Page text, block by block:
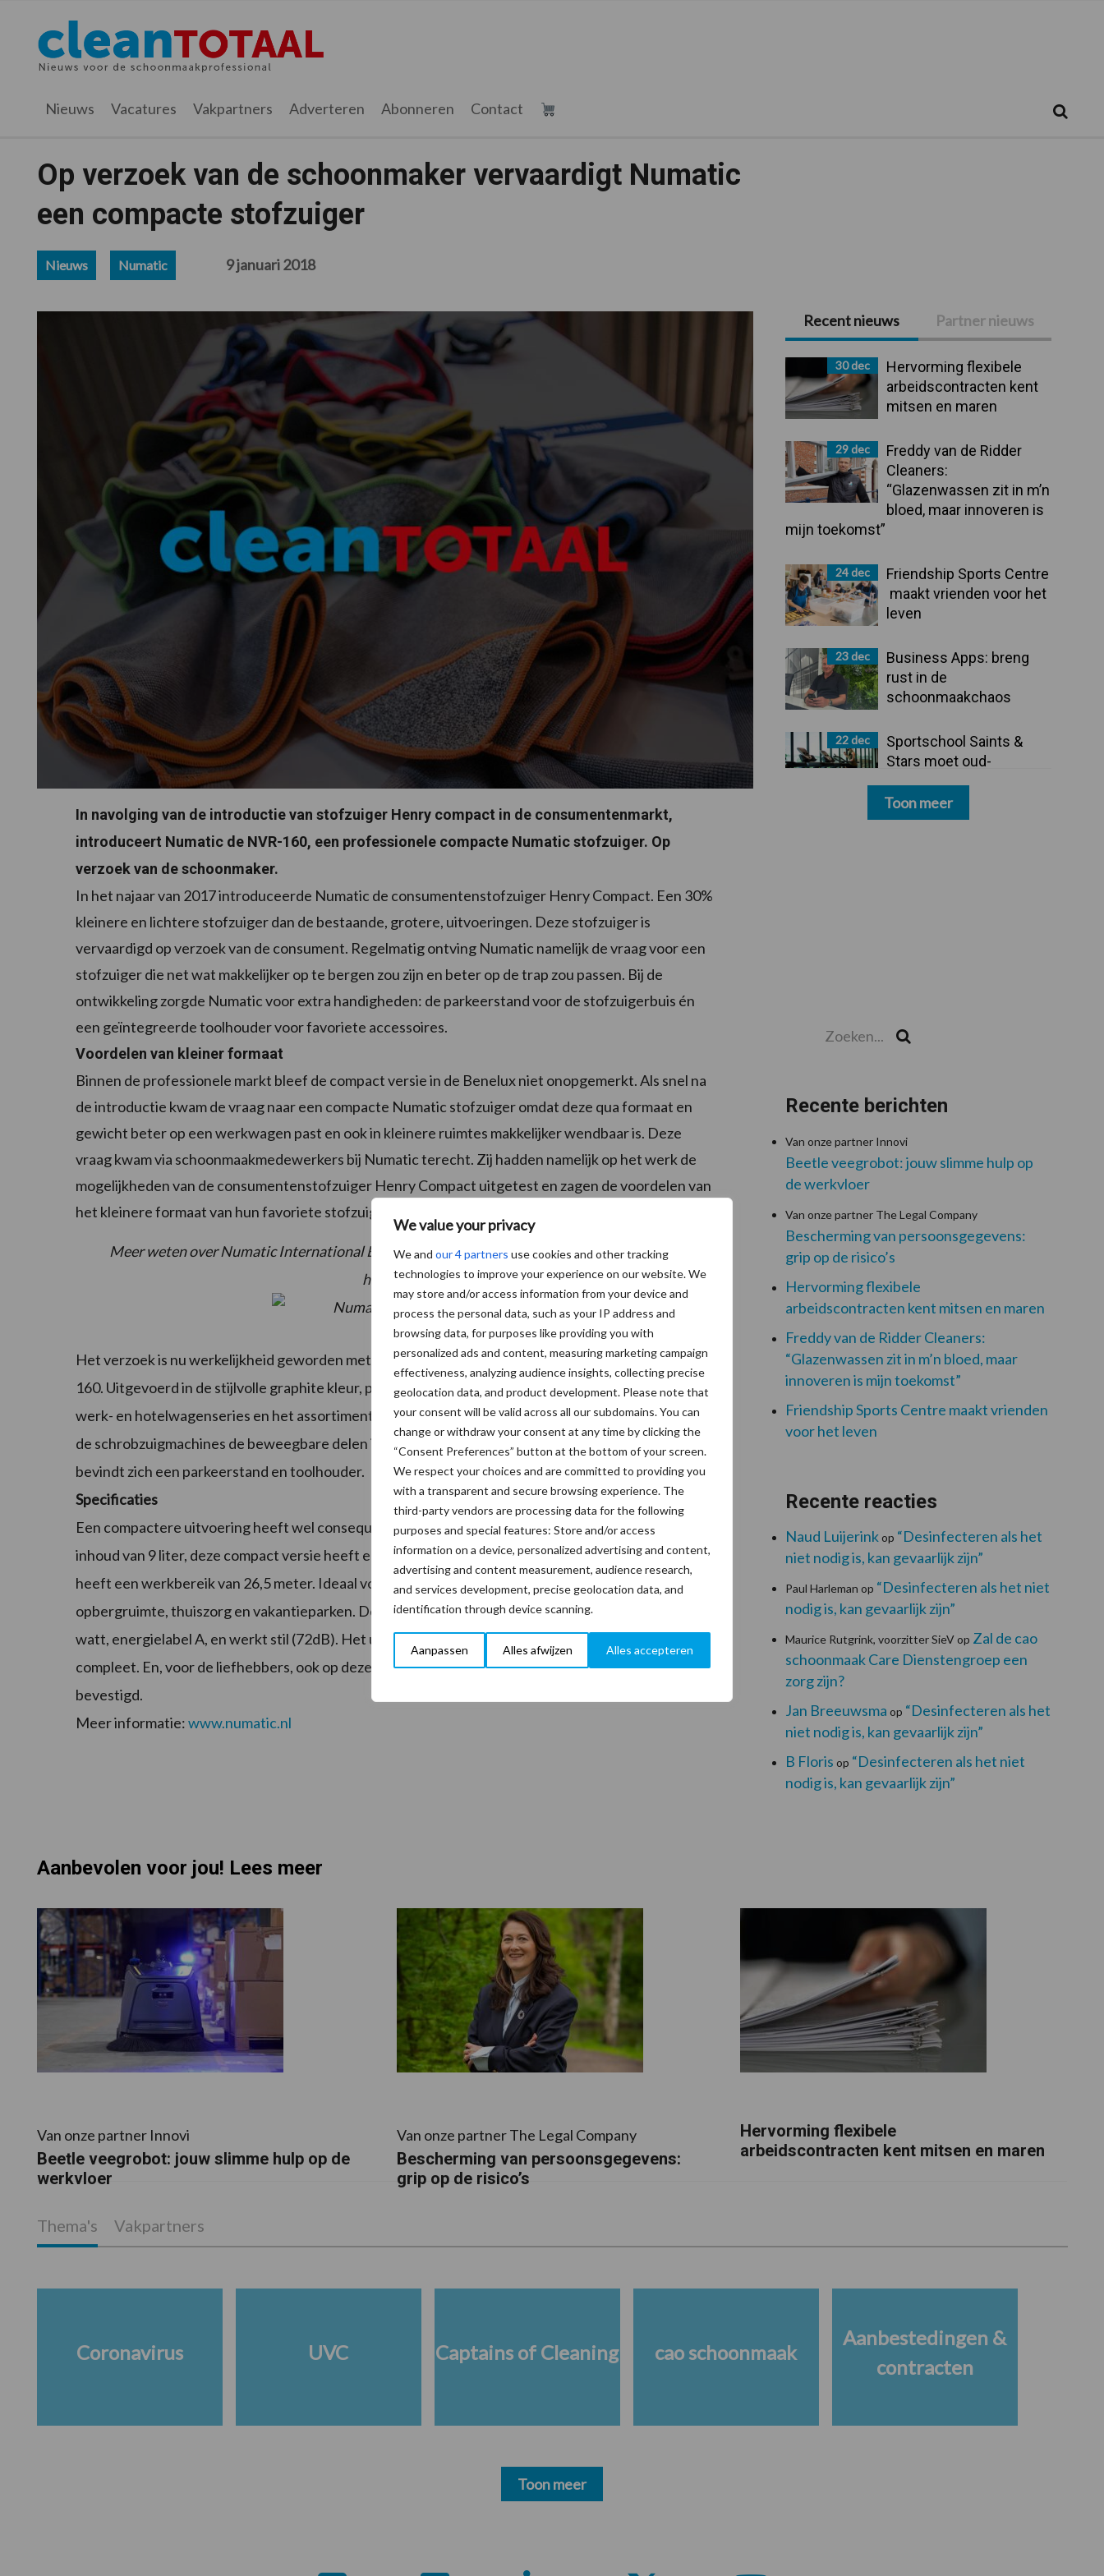
We value your privacy
We and our 4 partners use cookies and other tracking
technologies to improve your experience on our website. We
may store and/or access information from your device and
process the personal data, such as your IP address and
browsing data, for purposes like providing you with
personalized ads and content, measuring marketing campaign
effectiveness, analyzing audience insights, collecting precise
geolocation data, and product development. Please note that
your consent will be valid across all our subdomains. You can
change or withdraw your consent at any time by clicking the
“Consent Preferences” button at the bottom of your screen.
We respect your choices and are committed to providing you
with a transparent and secure browsing experience. The
third-party vendors are processing data for the following
purposes and special features: Store and/or access
information on a device, personalized advertising and content,
advertising and content measurement, audience research,
and services development, precise geolocation data, and
identification through device scanning.
Aanpassen Alles afwijzen Alles accepteren
hoofdnavigatie
hoofd
inhoud
eerste
sidebar
voettekst
Cleantotaal.nl
Het
laatste
voor
professionele
schoonmaak
Nieuws Vacatures Vakpartners Adverteren Abonneren Contact
Op verzoek van de schoonmaker vervaardigt Numatic
een compacte stofzuiger
Nieuws Numatic 9 januari 2018
In navolging van de introductie van stofzuiger Henry compact in de consumentenmarkt,
introduceert Numatic de NVR-160, een professionele compacte Numatic stofzuiger. Op
verzoek van de schoonmaker.
In het najaar van 2017 introduceerde Numatic de consumentenstofzuiger Henry Compact. Een 30%
kleinere en lichtere stofzuiger dan de bestaande, grotere, uitvoeringen. Deze stofzuiger is
vervaardigd op verzoek van de consument. Regelmatig ontving Numatic namelijk de vraag voor een
stofzuiger die net wat makkelijker op te bergen zou zijn en beter op de trap zou passen. Bij de
ontwikkeling zorgde Numatic voor extra handigheden: de parkeerstand voor de stofzuigerbuis én
een geïntegreerde toolhouder voor favoriete accessoires.
Voordelen van kleiner formaat
Binnen de professionele markt bleef de compact versie in de Benelux niet onopgemerkt. Als snel na
de introductie kwam de vraag naar een compacte Numatic stofzuiger omdat deze qua formaat en
gewicht beter op een werkwagen past en ook in kleinere ruimtes makkelijker wendbaar is. Deze
vraag kwam via schoonmaakmedewerkers bij Numatic terecht. Zij hadden namelijk op het werk de
mogelijkheden van de consumentenstofzuiger Henry Compact uitgetest en zagen de voordelen van
het kleinere formaat van hun favoriete stofzuiger PPR-240.
Meer weten over Numatic International BV? Bekijk dan de vakpartnerpagina via de button
hieronder.
Het verzoek is nu werkelijkheid geworden met de komst van de compact Numatic stofzuiger NVR-
160. Uitgevoerd in de stijlvolle graphite kleur, passend bij de grotere versie stofzuiger PPR-240, de
werk- en hotelwagenseries en het assortiment schrobzuigmachines. Met rode wielen, zoals ook bij
de schrobzuigmachines de beweegbare delen in het rood zijn uitgevoerd. Ook op deze stofzuiger
bevindt zich een parkeerstand en toolhouder.
Specificaties
Een compactere uitvoering heeft wel consequenties voor de ketelinhoud. Kent de PPR-240 een
inhoud van 9 liter, deze compact versie heeft een ketel van 6 liter. Het snoer is 10 meter lang en
heeft een werkbereik van 26,5 meter. Ideaal voor bijvoorbeeld kleine locaties met beperkte
opbergruimte, thuiszorg en vakantieparken. De machine heeft een High Efficiency Motor met 620
watt, energielabel A, en werkt stil (72dB). Het uitgebreide accessoirekit AS0 maakt de stofzuiger
compleet. En, voor de liefhebbers, ook op deze stofzuiger kan het vrolijke gezichtje worden
bevestigd.
Meer informatie:www.numatic.nl
Primaire
Sidebar
Recent nieuws Partner nieuws
30 dec
Hervorming flexibele
arbeidscontracten kent
mitsen en maren
29 dec
Freddy van de Ridder
Cleaners:
“Glazenwassen zit in m’n
bloed, maar innoveren is
mijn toekomst”
24 dec
Friendship Sports Centre
maakt vrienden voor het
leven
23 dec
Business Apps: breng
rust in de
schoonmaakchaos
22 dec
Sportschool Saints &
Stars moet oud-
betalen
Toon meer
Recente berichten
Van onze partner Innovi
Beetle veegrobot: jouw slimme hulp op
de werkvloer
Van onze partner The Legal Company
Bescherming van persoonsgegevens:
grip op de risico’s
Hervorming flexibele
arbeidscontracten kent mitsen en maren
Freddy van de Ridder Cleaners:
“Glazenwassen zit in m’n bloed, maar
innoveren is mijn toekomst”
Friendship Sports Centre maakt vrienden
voor het leven
Recente reacties
Naud Luijerinkop “Desinfecteren als het
niet nodig is, kan gevaarlijk zijn”
Paul Harleman op “Desinfecteren als het niet
nodig is, kan gevaarlijk zijn”
Maurice Rutgrink, voorzitter SieVop Zal de cao
schoonmaak Care Dienstengroep een
zorg zijn?
Jan Breeuwsma op “Desinfecteren als het
niet nodig is, kan gevaarlijk zijn”
B Floris op “Desinfecteren als het niet
nodig is, kan gevaarlijk zijn”
Aanbevolen voor jou! Lees meer
Van onze partner Innovi
Beetle veegrobot: jouw slimme hulp op de
werkvloer
Van onze partner The Legal Company
Bescherming van persoonsgegevens:
grip op de risico’s
Hervorming flexibele
arbeidscontracten kent mitsen en maren
Thema's Vakpartners
Coronavirus UVC Captains of Cleaning cao schoonmaak
Aanbestedingen &
contracten
Toon meer